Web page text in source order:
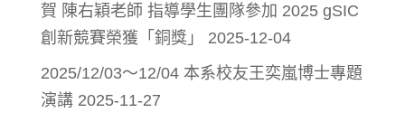
賀 陳右穎老師 指導學生團隊參加 2025 gSIC
創新競賽榮獲「銅獎」
2025-12-04
2025/12/03～12/04 本系校友王奕嵐博士專題
演講 2025-11-27